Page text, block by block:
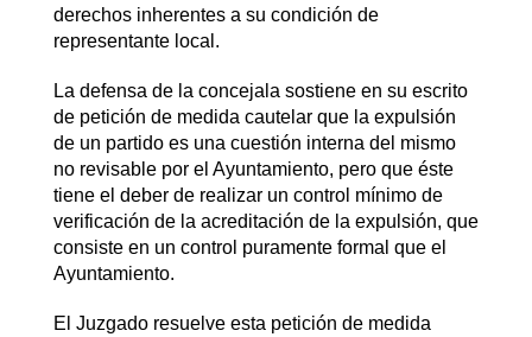
derechos inherentes a su condición de
representante local.
La defensa de la concejala sostiene en su escrito
de petición de medida cautelar que la expulsión
de un partido es una cuestión interna del mismo
no revisable por el Ayuntamiento, pero que éste
tiene el deber de realizar un control mínimo de
verificación de la acreditación de la expulsión, que
consiste en un control puramente formal que el
Ayuntamiento.
El Juzgado resuelve esta petición de medida